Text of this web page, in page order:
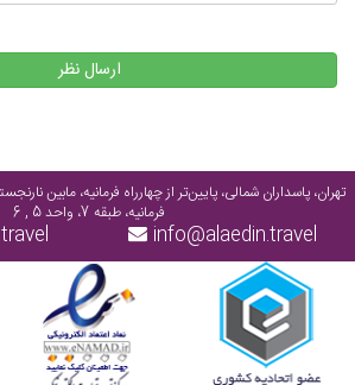
ارسال نظر
تهران، پاسداران شمالی، پایین‌تر از چهارراه فرمانیه، مابین
فرمانیه، طبقه 7، واحد 5 , 6
info@alaedin.travel